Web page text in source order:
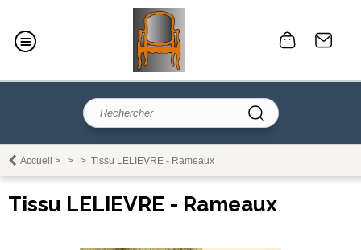
Accueil > > > Tissu LELIEVRE - Rameaux
Tissu LELIEVRE - Rameaux